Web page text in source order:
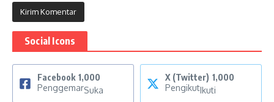
Social Icons
Facebook 1,000
PenggemarSuka
X (Twitter) 1,000
PengikutIkuti